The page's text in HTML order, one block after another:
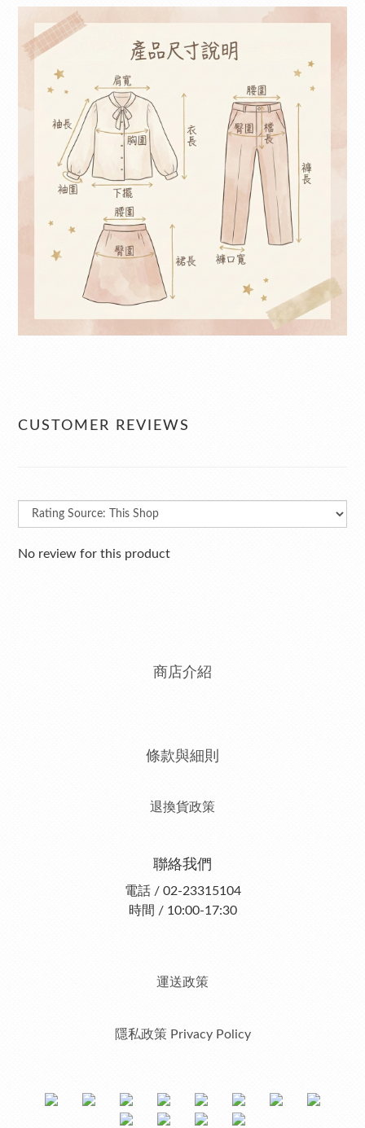
CUSTOMER REVIEWS
No review for this product
商店介紹
條款與細則
退換貨政策
聯絡我們
電話 / 02-23315104
時間 / 10:00-17:30
運送政策
隱私政策 Privacy Policy